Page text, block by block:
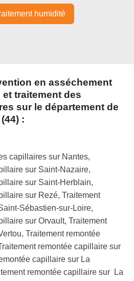
humidité
en asséchement
traitement des
sur le département de
:
capillaires sur Nantes,
sur Saint-Nazaire,
sur Saint-Herblain,
sur Rezé, Traitement
Sébastien-sur-Loire,
sur Orvault, Traitement
Traitement remontée
remontée capillaire sur
capillaire sur La
remontée capillaire sur La